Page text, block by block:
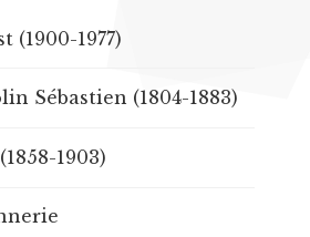
(1900-1977)
Sébastien (1804-1883)
1903)